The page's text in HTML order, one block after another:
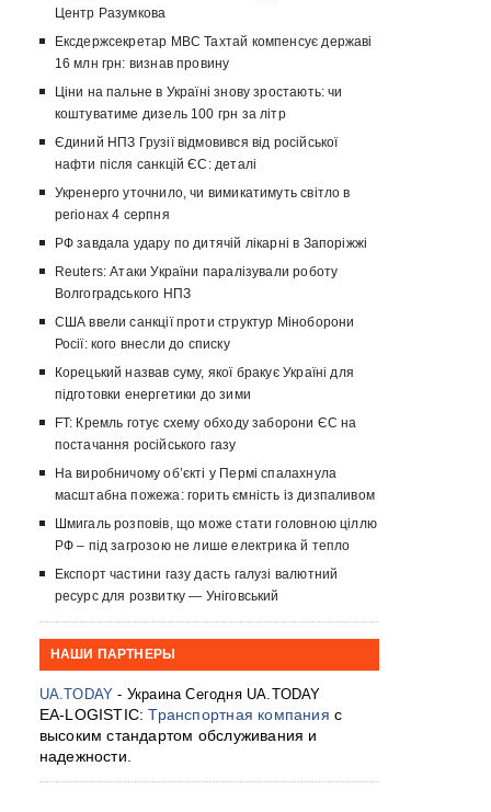
Центр Разумкова
Ексдержсекретар МВС Тахтай компенсує державі
16 млн грн: визнав провину
Ціни на пальне в Україні знову зростають: чи
коштуватиме дизель 100 грн за літр
Єдиний НПЗ Грузії відмовився від російської
нафти після санкцій ЄС: деталі
Укренерго уточнило, чи вимикатимуть світло в
регіонах 4 серпня
РФ завдала удару по дитячій лікарні в Запоріжжі
Reuters: Атаки України паралізували роботу
Волгоградського НПЗ
США ввели санкції проти структур Міноборони
Росії: кого внесли до списку
Корецький назвав суму, якої бракує Україні для
підготовки енергетики до зими
FT: Кремль готує схему обходу заборони ЄС на
постачання російського газу
На виробничому об’єкті у Пермі спалахнула
масштабна пожежа: горить ємність із дизпаливом
Шмигаль розповів, що може стати головною ціллю
РФ – під загрозою не лише електрика й тепло
Експорт частини газу дасть галузі валютний
ресурс для розвитку — Уніговський
НАШИ ПАРТНЕРЫ
UA.TODAY - Украина Сегодня UA.TODAY
EA-LOGISTIC:Транспортная компания с
высоким стандартом обслуживания и
надежности.